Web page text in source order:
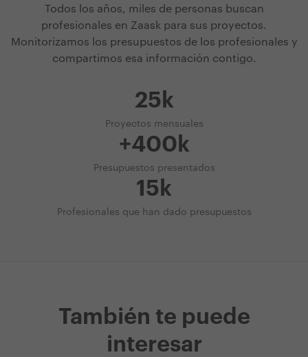
Todos los años, miles de personas buscan
profesionales en Zaask para sus proyectos.
Monitorizamos los presupuestos de los profesionales y
compartimos esa información contigo.
25k
Proyectos mensuales
+400k
Presupuestos presentados
15k
Profesionales que han dado presupuestos
También te puede
interesar